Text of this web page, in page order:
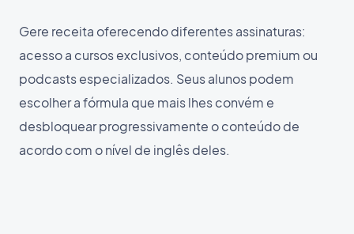
Gere receita oferecendo diferentes assinaturas:
acesso a cursos exclusivos, conteúdo premium ou
podcasts especializados. Seus alunos podem
escolher a fórmula que mais lhes convém e
desbloquear progressivamente o conteúdo de
acordo com o nível de inglês deles.